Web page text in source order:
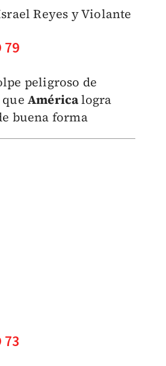
Reyes y Violante
79
peligroso de
que Américalogra
buena forma
73